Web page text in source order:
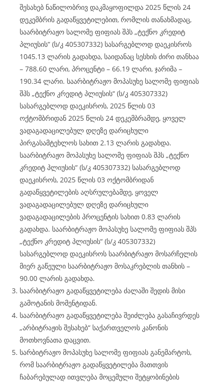
შესახებ ნაწილობრივ დაკმაყოფილდა 2025 წლის 24
დეკემბრის გადაწყვეტილებით, რომლის თანახმადაც,
საარბიტრაჟო სალომე ფიფიას შპს „ტექნო კრედიტ
პლიუსის“ (ს/კ 405307332) სასარგებლოდ დაეკისროს
1045.13 ლარის გადახდა, საიდანაც სესხის ძირი თანხაა
– 788.60 ლარი, პროცენტი – 66.19 ლარი, ჯარიმა –
190.34 ლარი. საარბიტრაჟო მოპასუხე სალომე ფიფიას
შპს „ტექნო კრედიტ პლიუსის“ (ს/კ 405307332)
სასარგებლოდ დაეკისროს, 2025 წლის 03
ოქტომბრიდან 2025 წლის 24 დეკემბრამდე, ყოველ
ვადაგადაცილებულ დღეზე დარიცხული
პირგასამტეხლოს სახით 2.13 ლარის გადახდა.
საარბიტრაჟო მოპასუხე სალომე ფიფიას შპს „ტექნო
კრედიტ პლიუსის“ (ს/კ 405307332) სასარგებლოდ
დაეკისროს, 2025 წლის 03 ოქტომბრიდან
გადაწყვეტილების აღსრულებამდე, ყოველ
ვადაგადაცილებულ დღეზე დარიცხული
ვადაგადაცილების პროცენტის სახით 0.83 ლარის
გადახდა. საარბიტრაჟო მოპასუხე სალომე ფიფიას შპს
„ტექნო კრედიტ პლიუსის“ (ს/კ 405307332)
სასარგებლოდ დაეკისროს საარბიტრაჟო მოსარჩელის
მიერ გაწეული საარბიტრაჟო მოსაკრებლის თანხის –
90.00 ლარის გადახდა.
საარბიტრაჟო გადაწყვეტილება ძალაში შედის მისი
გამოტანის მომენტიდან.
საარბიტრაჟო გადაწყვეტილება შეიძლება გასაჩივრდეს
„არბიტრაჟის შესახებ“ საქართველოს კანონის
მოთხოვნათა დაცვით.
სარბიტრაჟო მოპასუხე სალომე ფიფიას განემარტოს,
რომ საარბიტრაჟო გადაწყვეტილება მათთვის
ჩაბარებულად ითვლება მოცემული შეტყობინების